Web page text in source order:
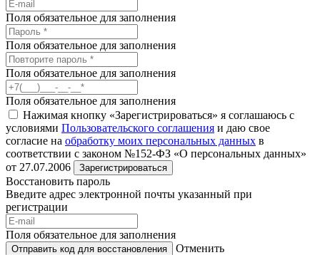
Поля обязательное для заполнения
Поля обязательное для заполнения
Поля обязательное для заполнения
Поля обязательное для заполнения
Нажимая кнопку «Зарегистрироваться» я соглашаюсь с
условиями Пользовательского соглашения и даю свое
согласие на обработку моих персональных данных в
соответствии с законом №152-ФЗ «О персональных данных»
от 27.07.2006
Зарегистрироваться
Восстановить пароль
Введите адрес электронной почты указанный при
регистрации
Поля обязательное для заполнения
Отправить код для восстановления
Отменить